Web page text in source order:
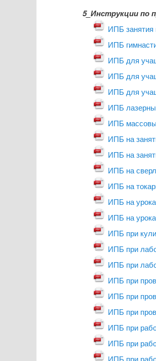
5_Инструкции по
ИПБ занятия
ИПБ
ИПБ для
ИПБ для
ИПБ для
ИПБ
ИПБ
ИПБ на
ИПБ на
ИПБ на
ИПБ на
ИПБ на
ИПБ на
ИПБ при
ИПБ при
ИПБ при
ИПБ при
ИПБ при
ИПБ при
ИПБ при
ИПБ при
ИПБ при